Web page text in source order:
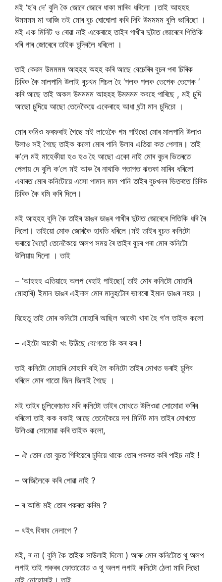
মই ‘হ’ব দে’ বুলি কৈ জোৰে জোৰে ধাকা মাৰিব ধৰিলো ।তাই আহহহ
উমমমম মা আজি তই মোৰ বুচ ঘোঘোলা কৰি দিবি উমমমম বুলি ভাবিছো ।
মই এক মিনিট ও ৰোৱা নাই একেৰাহে তাইৰ গাখীৰ দুটাত জোৰেৰে পিতিকি
ধৰি গাৰ জোৰেৰে তাইক চুদিবলৈ ধৰিলো ।
তাই কেৱল উমমমম আহহহ অহহ কৰি আছে বেচেৰিৰ বুচৰ পৰা চিৰিক
চিৰিক কৈ মালপানি উলাই বুচখন পিচল হৈ ‘পলক পলক তেপেক তেপেক ‘
কৰি আছে তাই অকল উমমমম আহহহ উমমমম কবহে পাৰিছে , মই চুদি
আছো চুদিয়ে আছো তেনেকৈয়ে একেৰাহে আধা ঘন্টা মান চুদিচো ।
মোৰ কনিও ফৰফৰাই গৈছে মই লাহেকৈ গম পাইছো মোৰ মালপানি উলাও
উলাও সই গৈছে তাইক কলো মোৰ পানি উলাব এতিয়া কত পেলাম। তাই
ক’লে মই মাহেকীয়া হও হও হৈ আছো একো নাই মোৰ বুচৰ ভিতৰতে
পেলায় দে বুলি ক’লে মই আৰু ৰৈ নাথাকি পতাপত ঝতকা মাৰিব ধৰিলো
এবাৰত মোৰ কনিটোয়ে এসো পামান মাল পানি তাইৰ বুচখনৰ ভিতৰতে চিৰিক
চিৰিক কৈ বমি কৰি দিলে।
মই আহহহ বুলি কৈ তাইৰ ডাঙৰ ডাঙৰ গাখীৰ দুটাত জোৰেৰে পিতিকি ধৰি ৰৈ
দিলো। তাইয়ো মোক জোৰকৈ হাবতি ধৰিলে।মই তাইৰ বুচত কনিটো
ভৰায়ে থৈছোঁ তেনেকৈয়ে অলপ সময় ৰৈ তাইৰ বুচৰ পৰা মোৰ কনিটো
উলিয়ায় দিলো । তাই
– ‘আহহহ এতিয়াহে অলপ ৰেহাই পাইছো( তাই মোৰ কনিটো মোহাৰি
মোহাৰি) ইমান ডাঙৰ এইদাল মোৰ মানুহটোৰ ভাগৰো ইমান ডাঙৰ নহয় ।
যিহেতু তাই মোৰ কনিটো মোহাৰি আছিল আকৌ খাৰা হৈ গ’ল তাইক কলো
– এইটো আকৌ খং উঠিছে বেগেতে কি কৰ কৰ !
তাই কনিটো মোহাৰি মোহাৰি বহি লৈ কনিটো তাইৰ মোখত ভৰাই চুপিব
ধৰিলে মোৰ গাতো জিন জিনাই গৈছে ।
মই তাইৰ চুলিকোচাত মৰি কনিটো তাইৰ মোখতে উলিওৱা সোমোৱা কৰিব
ধৰিলো তাই কক বকাই আছে তেনেকৈয়ে দশ মিনিট মান তাইৰ মোখতে
উলিওৱা সোমোৱা কৰি তাইক কলো,
– ঐ তোৰ তো বুচত গিৰিয়েৰে চুদিয়ে থাকে তোৰ পকৰত কৰি পাইচ নাই !
– আজিলৈকে কৰি পোৱা নাই ?
– ৰ আজি মই তোৰ পকৰত কৰিম ?
– থইৎ বিষাব নেলাগে ?
মই, ৰ না ( বুলি কৈ তাইক সাউলাই দিলো ) আৰু মোৰ কনিটোত থু অলপ
লগাই তাই পকৰৰ ফোতাতোত ও থু অলপ লগাই কনিটো ঠেলা মাৰি দিছো